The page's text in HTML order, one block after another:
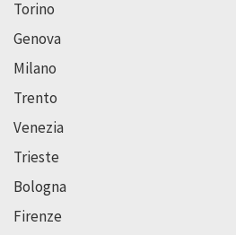
Torino
Genova
Milano
Trento
Venezia
Trieste
Bologna
Firenze